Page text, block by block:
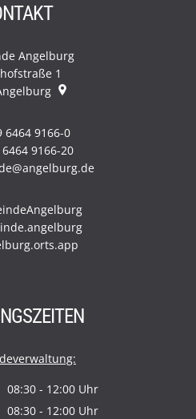
Angelburg
1
6464 9166-0
9166-20
08:30 - 12:00 Uhr
Von 08:30 bis 12:00 Uhr
08:30 - 12:00 Uhr